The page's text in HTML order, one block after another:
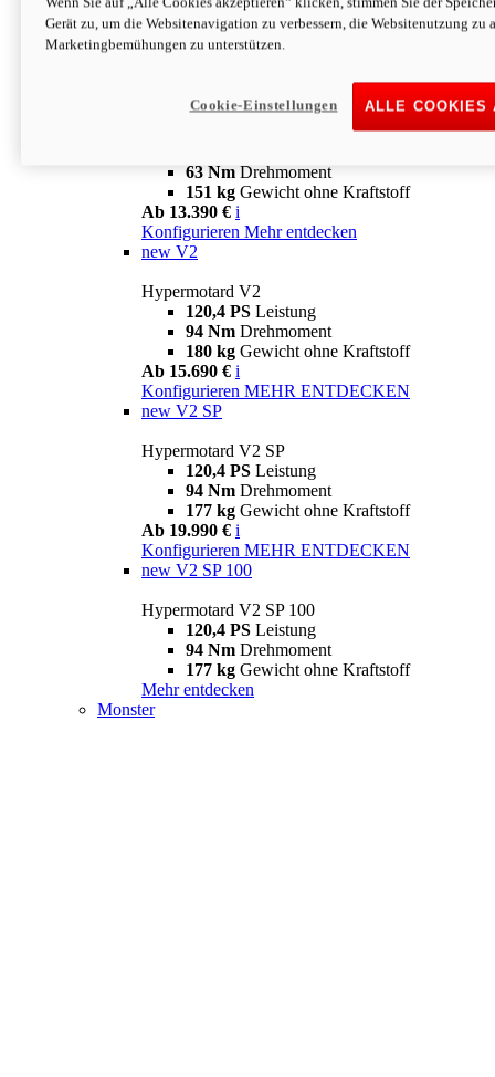
63 NmDrehmoment
151 kgGewicht ohne Kraftstoff
Ab 13.890 € i
63 Nm Drehmoment
151 kg Gewicht ohne Kraftstoff
Ab 13.390 € i
Konfigurieren Mehr entdecken
new V2
Hypermotard V2
120,4 PS Leistung
94 Nm Drehmoment
180 kg Gewicht ohne Kraftstoff
Ab 15.690 € i
Konfigurieren MEHR ENTDECKEN
new V2 SP
Hypermotard V2 SP
120,4 PS Leistung
94 Nm Drehmoment
177 kg Gewicht ohne Kraftstoff
Ab 19.990 € i
Konfigurieren MEHR ENTDECKEN
new V2 SP 100
Hypermotard V2 SP 100
120,4 PS Leistung
94 Nm Drehmoment
177 kg Gewicht ohne Kraftstoff
Mehr entdecken
Monster
Gerät zu, um die Websitenavigation zu verbessern, die Websitenutzung zu
Marketingbemühungen zu unterstützen.
ALLE COOKIES
Cookie-Einstellungen